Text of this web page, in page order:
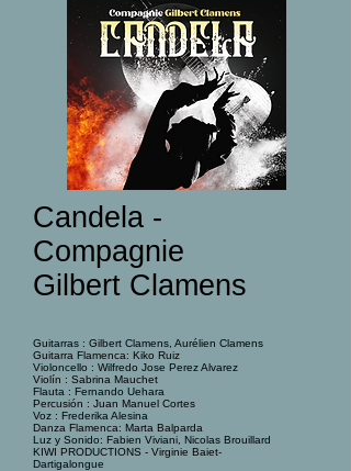
Candela -
Compagnie
Gilbert Clamens
Guitarras : Gilbert Clamens, Aurélien Clamens
Guitarra Flamenca: Kiko Ruiz
Violoncello : Wilfredo Jose Perez Alvarez
Violín : Sabrina Mauchet
Flauta : Fernando Uehara
Percusión : Juan Manuel Cortes
Voz : Frederika Alesina
Danza Flamenca: Marta Balparda
Luz y Sonido: Fabien Viviani, Nicolas Brouillard
KIWI PRODUCTIONS - Virginie Baiet-
Dartigalongue